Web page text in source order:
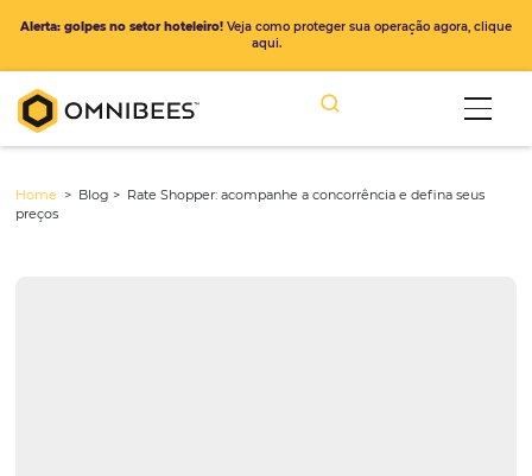
Home
Alerta: golpes no setor hoteleiro!Veja como proteger sua operação